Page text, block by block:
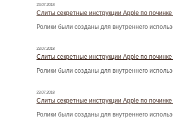
23.07.2018
Слиты секретные инструкции Apple по
Ролики были созданы для внутреннего
23.07.2018
Слиты секретные инструкции Apple по
Ролики были созданы для внутреннего
23.07.2018
Слиты секретные инструкции Apple по
Ролики были созданы для внутреннего